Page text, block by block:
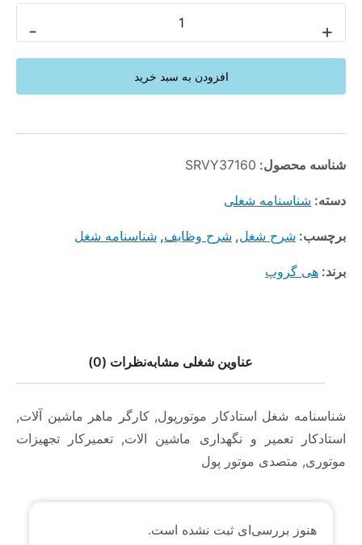
- +
افزودن به سبد خرید
شناسه محصول: SRVY37160
دسته: شناسنامه شغلی
برچسب: شرح شغل, شرح وظایف, شناسنامه شغل
برند: هی گروپ
عناوین شغلی مشابهنظرات (0)
شناسنامه شغل استادکار موتورپول, کارگر ماهر ماشین آلات,
استادکار تعمیر و نگهداری ماشین الات, تعمیرکار تجهیزات
موتوری, متصدی موتور پول
هنوز بررسی‌ای ثبت نشده است.